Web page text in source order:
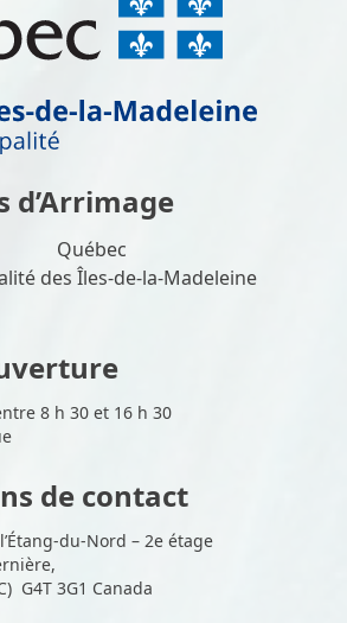
d’Arrimage
8 h 30 et 16 h 30
de contact
du-Nord – 2e étage
G4T 3G1 Canada